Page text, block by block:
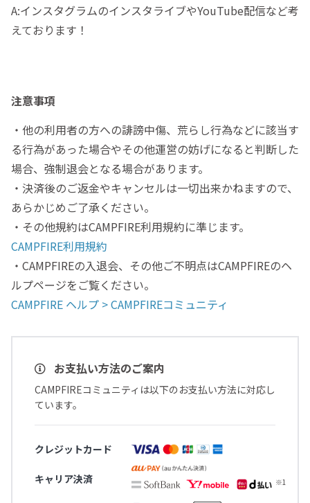
A:インスタグラムのインスタライブやYouTube配信など考
えております！
注意事項
・他の利用者の方への誹謗中傷、荒らし行為などに該当す
る行為があった場合やその他運営の妨げになると判断した
場合、強制退会となる場合があります。
・決済後のご返金やキャンセルは一切出来かねますので、
あらかじめご了承ください。
・その他規約はCAMPFIRE利用規約に準じます。
CAMPFIRE利用規約
・CAMPFIREの入退会、その他ご不明点はCAMPFIREのヘ
ルプページをご覧ください。
CAMPFIRE ヘルプ > CAMPFIREコミュニティ
お支払い方法のご案内
CAMPFIREコミュニティは以下のお支払い方法に対応し
ています。
クレジットカード
キャリア決済